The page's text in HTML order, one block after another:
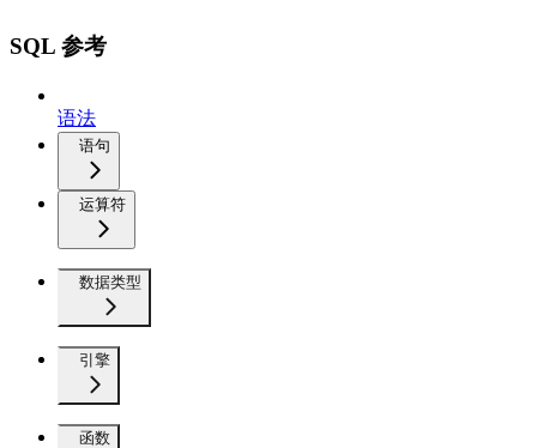
SQL 参考
语法
语句
运算符
数据类型
引擎
函数